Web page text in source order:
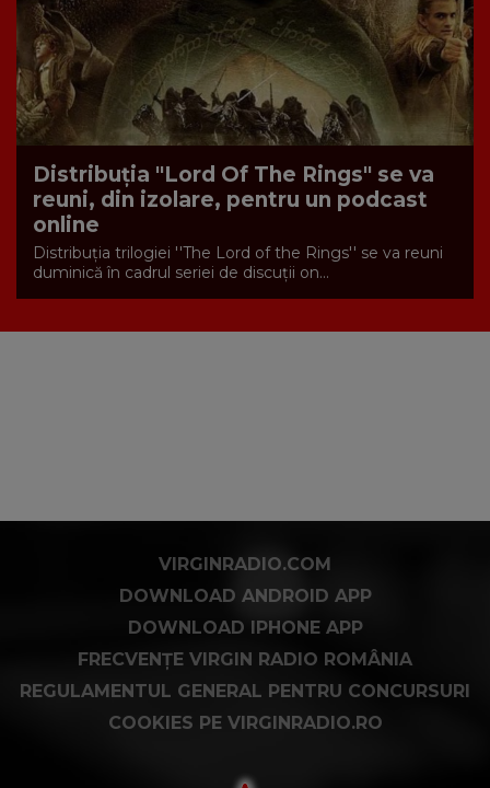
Distribuția "Lord Of The Rings" se va
reuni, din izolare, pentru un podcast
online
Distribuţia trilogiei ''The Lord of the Rings'' se va reuni
duminică în cadrul seriei de discuţii on...
VIRGINRADIO.COM
DOWNLOAD ANDROID APP
DOWNLOAD IPHONE APP
FRECVENȚE VIRGIN RADIO ROMÂNIA
REGULAMENTUL GENERAL PENTRU CONCURSURI
COOKIES PE VIRGINRADIO.RO